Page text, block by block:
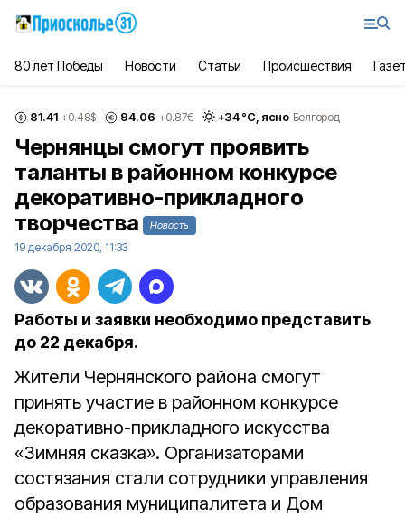
80 лет Победы Новости Статьи Происшествия
81.41 +0.48$ 94.06 +0.87€ +34°С, ясно Белгород
Чернянцы смогут проявить
таланты в районном конкурсе
декоративно-прикладного
творчества
Новость
19 декабря 2020, 11:33
Работы и заявки необходимо представить
до 22 декабря.
Жители Чернянского района смогут
принять участие в районном конкурсе
декоративно-прикладного искусства
«Зимняя сказка». Организаторами
состязания стали сотрудники управления
образования муниципалитета и Дом